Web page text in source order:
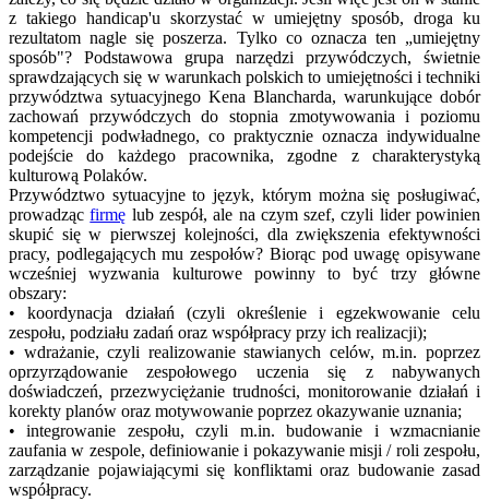
z takiego handicap'u skorzystać w umiejętny sposób, droga ku
rezultatom nagle się poszerza. Tylko co oznacza ten „umiejętny
sposób"? Podstawowa grupa narzędzi przywódczych, świetnie
sprawdzających się w warunkach polskich to umiejętności i techniki
przywództwa sytuacyjnego Kena Blancharda, warunkujące dobór
zachowań przywódczych do stopnia zmotywowania i poziomu
kompetencji podwładnego, co praktycznie oznacza indywidualne
podejście do każdego pracownika, zgodne z charakterystyką
kulturową Polaków.
Przywództwo sytuacyjne to język, którym można się posługiwać,
prowadzącfirmę lub zespół, ale na czym szef, czyli lider powinien
skupić się w pierwszej kolejności, dla zwiększenia efektywności
pracy, podlegających mu zespołów? Biorąc pod uwagę opisywane
wcześniej wyzwania kulturowe powinny to być trzy główne
obszary:
• koordynacja działań (czyli określenie i egzekwowanie celu
zespołu, podziału zadań oraz współpracy przy ich realizacji);
• wdrażanie, czyli realizowanie stawianych celów, m.in. poprzez
oprzyrządowanie zespołowego uczenia się z nabywanych
doświadczeń, przezwyciężanie trudności, monitorowanie działań i
korekty planów oraz motywowanie poprzez okazywanie uznania;
• integrowanie zespołu, czyli m.in. budowanie i wzmacnianie
zaufania w zespole, definiowanie i pokazywanie misji / roli zespołu,
zarządzanie pojawiającymi się konfliktami oraz budowanie zasad
współpracy.